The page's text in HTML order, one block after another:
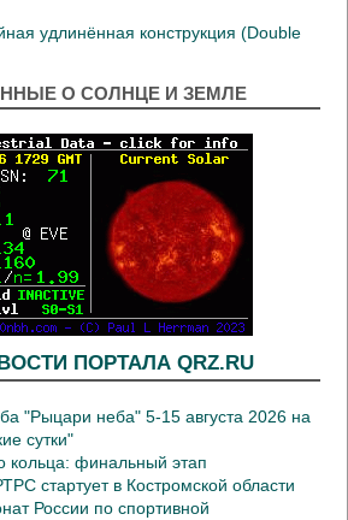
удлинённая конструкция (Double
О СОЛНЦЕ И ЗЕМЛЕ
ПОРТАЛА QRZ.RU
"Рыцари неба" 5-15 августа 2026 на
сутки"
кольца: финальный этап
стартует в Костромской области
России по спортивной